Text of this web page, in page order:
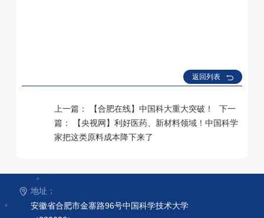
返回列表
上一篇： 【合肥在线】中国科大重大突破！
下一
篇：
【央视网】利好医药、新材料领域！中国科学
家把这类原料成本降下来了
地址：
安徽省合肥市金寨路96号中国科学技术大学